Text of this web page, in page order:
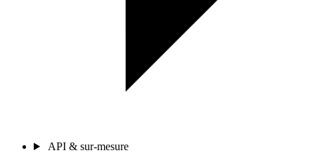
API & sur-mesure